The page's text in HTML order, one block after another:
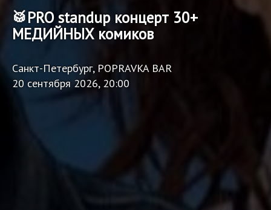
🥁PRO standup концерт 30+
МЕДИЙНЫХ комиков
Санкт-Петербург, POPRAVKA BAR
20 сентября 2026, 20:00